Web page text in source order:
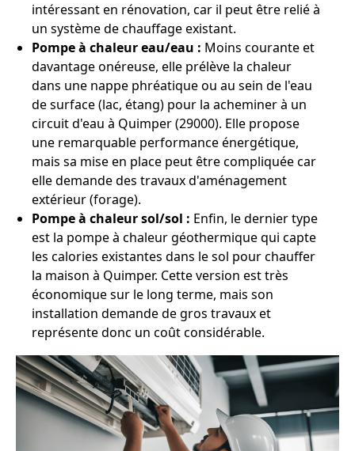
intéressant en rénovation, car il peut être relié à
un système de chauffage existant.
Pompe à chaleur eau/eau : Moins courante et
davantage onéreuse, elle prélève la chaleur
dans une nappe phréatique ou au sein de l'eau
de surface (lac, étang) pour la acheminer à un
circuit d'eau à Quimper (29000). Elle propose
une remarquable performance énergétique,
mais sa mise en place peut être compliquée car
elle demande des travaux d'aménagement
extérieur (forage).
Pompe à chaleur sol/sol : Enfin, le dernier type
est la pompe à chaleur géothermique qui capte
les calories existantes dans le sol pour chauffer
la maison à Quimper. Cette version est très
économique sur le long terme, mais son
installation demande de gros travaux et
représente donc un coût considérable.